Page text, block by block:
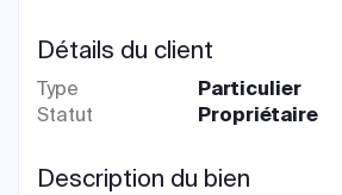
Détails du client
Type
Particulier
Statut
Propriétaire
Description du bien